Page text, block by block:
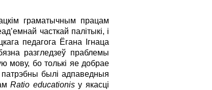
граматычным працам
часткай палітыкі, і
педагога Ёгана Ігнаца
разгледзеў праблемы
мову, бо толькі яе добрае
былі адпаведныя
Ratio educationisу якасці